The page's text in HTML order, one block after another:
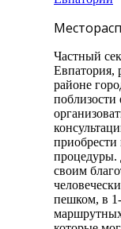
Частный
Евпатория,
районе
поблизости
приобрести
процедуры.
своим
пешком, в